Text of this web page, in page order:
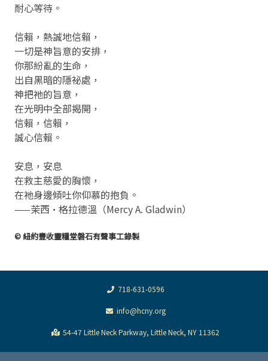
耐心等待。
信賴，熱誠地信賴，
一切是神旨意的安排，
你那紛亂的生命，
出自黑暗的隱祕處，
神把祂的旨意，
在光明中全部揭開，
信賴，信賴，
誠心信賴。
安息，安息
在救主慈愛的胸懷，
在祂身邊傾吐你仰慕的抱負。
——茉西•格拉德溫（Mercy A. Gladwin）
© 紐約豐收靈糧堂磐石有聲事工錄製
718-631-0596
info@hcny.org
54-47 Little Neck Parkway, Little Neck, NY 11362